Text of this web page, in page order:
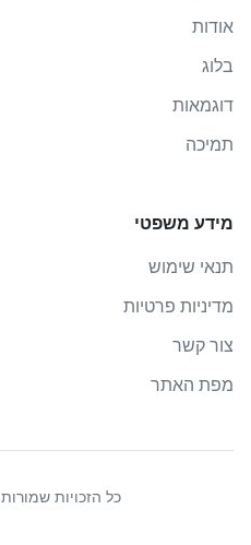
אודות
בלוג
דוגמאות
תמיכה
מידע משפטי
תנאי שימוש
מדיניות פרטיות
צור קשר
מפת האתר
כל הזכויות שמורות